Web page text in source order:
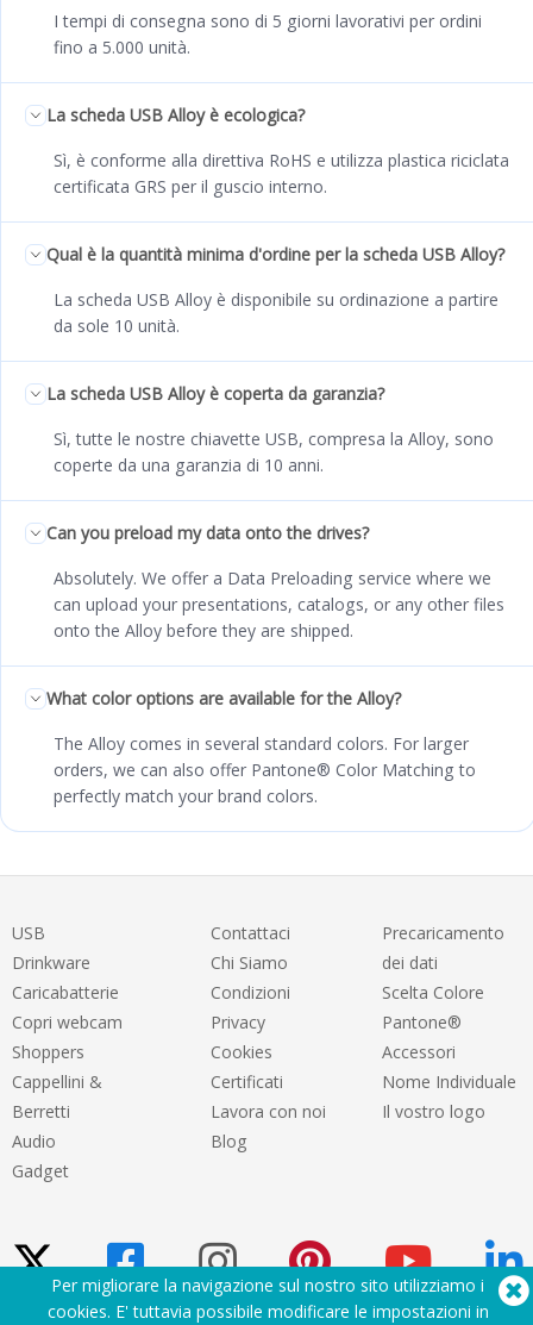
I tempi di consegna sono di 5 giorni lavorativi per ordini
fino a 5.000 unità.
La scheda USB Alloy è ecologica?
Sì, è conforme alla direttiva RoHS e utilizza plastica riciclata
certificata GRS per il guscio interno.
Qual è la quantità minima d'ordine per la scheda USB Alloy?
La scheda USB Alloy è disponibile su ordinazione a partire
da sole 10 unità.
La scheda USB Alloy è coperta da garanzia?
Sì, tutte le nostre chiavette USB, compresa la Alloy, sono
coperte da una garanzia di 10 anni.
Can you preload my data onto the drives?
Absolutely. We offer a Data Preloading service where we
can upload your presentations, catalogs, or any other files
onto the Alloy before they are shipped.
What color options are available for the Alloy?
The Alloy comes in several standard colors. For larger
orders, we can also offer Pantone® Color Matching to
perfectly match your brand colors.
USB
Drinkware
Caricabatterie
Copri webcam
Shoppers
Cappellini &
Berretti
Audio
Gadget
Contattaci
Chi Siamo
Condizioni
Privacy
Cookies
Certificati
Lavora con noi
Blog
Precaricamento
dei dati
Scelta Colore
Pantone®
Accessori
Nome Individuale
Il vostro logo
Per migliorare la navigazione sul nostro sito utilizziamo i
cookies. E' tuttavia possibile modificare le impostazioni in